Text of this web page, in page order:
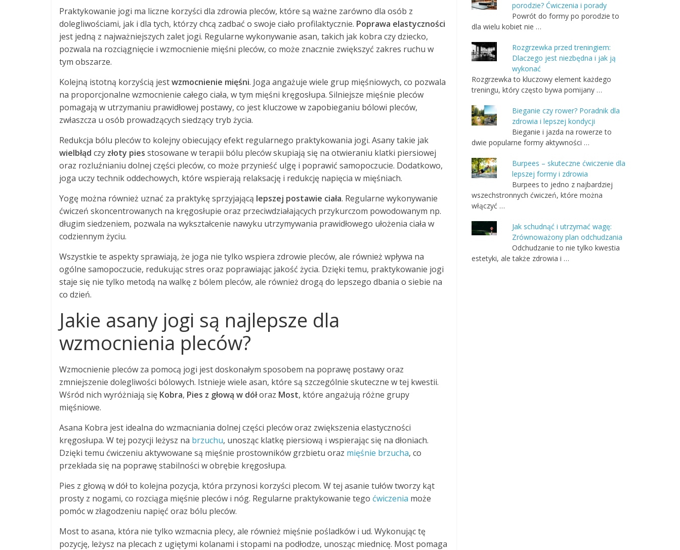
Praktykowanie jogi ma liczne korzyści dla zdrowia pleców, które są ważne zarówno dla osób z
dolegliwościami, jak i dla tych, którzy chcą zadbać o swoje ciało profilaktycznie. Poprawa elastyczności
jest jedną z najważniejszych zalet jogi. Regularne wykonywanie asan, takich jak kobra czy dziecko,
pozwala na rozciągnięcie i wzmocnienie mięśni pleców, co może znacznie zwiększyć zakres ruchu w
tym obszarze.
Kolejną istotną korzyścią jestwzmocnienie mięśni. Joga angażuje wiele grup mięśniowych, co pozwala
na proporcjonalne wzmocnienie całego ciała, w tym mięśni kręgosłupa. Silniejsze mięśnie pleców
pomagają w utrzymaniu prawidłowej postawy, co jest kluczowe w zapobieganiu bólowi pleców,
zwłaszcza u osób prowadzących siedzący tryb życia.
Redukcja bólu pleców to kolejny obiecujący efekt regularnego praktykowania jogi. Asany takie jak
wielbłąd czy złoty pies stosowane w terapii bólu pleców skupiają się na otwieraniu klatki piersiowej
oraz rozluźnianiu dolnej części pleców, co może przynieść ulgę i poprawić samopoczucie. Dodatkowo,
joga uczy technik oddechowych, które wspierają relaksację i redukcję napięcia w mięśniach.
Yogę można również uznać za praktykę sprzyjającą lepszej postawie ciała. Regularne wykonywanie
ćwiczeń skoncentrowanych na kręgosłupie oraz przeciwdziałających przykurczom powodowanym np.
długim siedzeniem, pozwala na wykształcenie nawyku utrzymywania prawidłowego ułożenia ciała w
codziennym życiu.
Wszystkie te aspekty sprawiają, że joga nie tylko wspiera zdrowie pleców, ale również wpływa na
ogólne samopoczucie, redukując stres oraz poprawiając jakość życia. Dzięki temu, praktykowanie jogi
staje się nie tylko metodą na walkę z bólem pleców, ale również drogą do lepszego dbania o siebie na
co dzień.
Jakie asany jogi są najlepsze dla
wzmocnienia pleców?
Wzmocnienie pleców za pomocą jogi jest doskonałym sposobem na poprawę postawy oraz
zmniejszenie dolegliwości bólowych. Istnieje wiele asan, które są szczególnie skuteczne w tej kwestii.
Wśród nich wyróżniają się Kobra, Pies z głową w dółoraz Most, które angażują różne grupy
mięśniowe.
Asana Kobra jest idealna do wzmacniania dolnej części pleców oraz zwiększenia elastyczności
kręgosłupa. W tej pozycji leżysz na brzuchu, unosząc klatkę piersiową i wspierając się na dłoniach.
Dzięki temu ćwiczeniu aktywowane są mięśnie prostowników grzbietu oraz mięśnie brzucha, co
przekłada się na poprawę stabilności w obrębie kręgosłupa.
Pies z głową w dół to kolejna pozycja, która przynosi korzyści plecom. W tej asanie tułów tworzy kąt
prosty z nogami, co rozciąga mięśnie pleców i nóg. Regularne praktykowanie tego ćwiczenia może
pomóc w złagodzeniu napięć oraz bólu pleców.
Most to asana, która nie tylko wzmacnia plecy, ale również mięśnie pośladków i ud. Wykonując tę
pozycję, leżysz na plecach z ugiętymi kolanami i stopami na podłodze, unosząc miednicę. Most pomaga
porodzie? Ćwiczenia i porady
Powrót do formy po porodzie to
dla wielu kobiet nie …
Rozgrzewka przed treningiem:
Dlaczego jest niezbędna i jak ją
wykonać
Rozgrzewka to kluczowy element każdego
treningu, który często bywa pomijany …
Bieganie czy rower? Poradnik dla
zdrowia i lepszej kondycji
Bieganie i jazda na rowerze to
dwie popularne formy aktywności …
Burpees – skuteczne ćwiczenie dla
lepszej formy i zdrowia
Burpees to jedno z najbardziej
wszechstronnych ćwiczeń, które można
włączyć …
Jak schudnąć i utrzymać wagę:
Zrównoważony plan odchudzania
Odchudzanie to nie tylko kwestia
estetyki, ale także zdrowia i …